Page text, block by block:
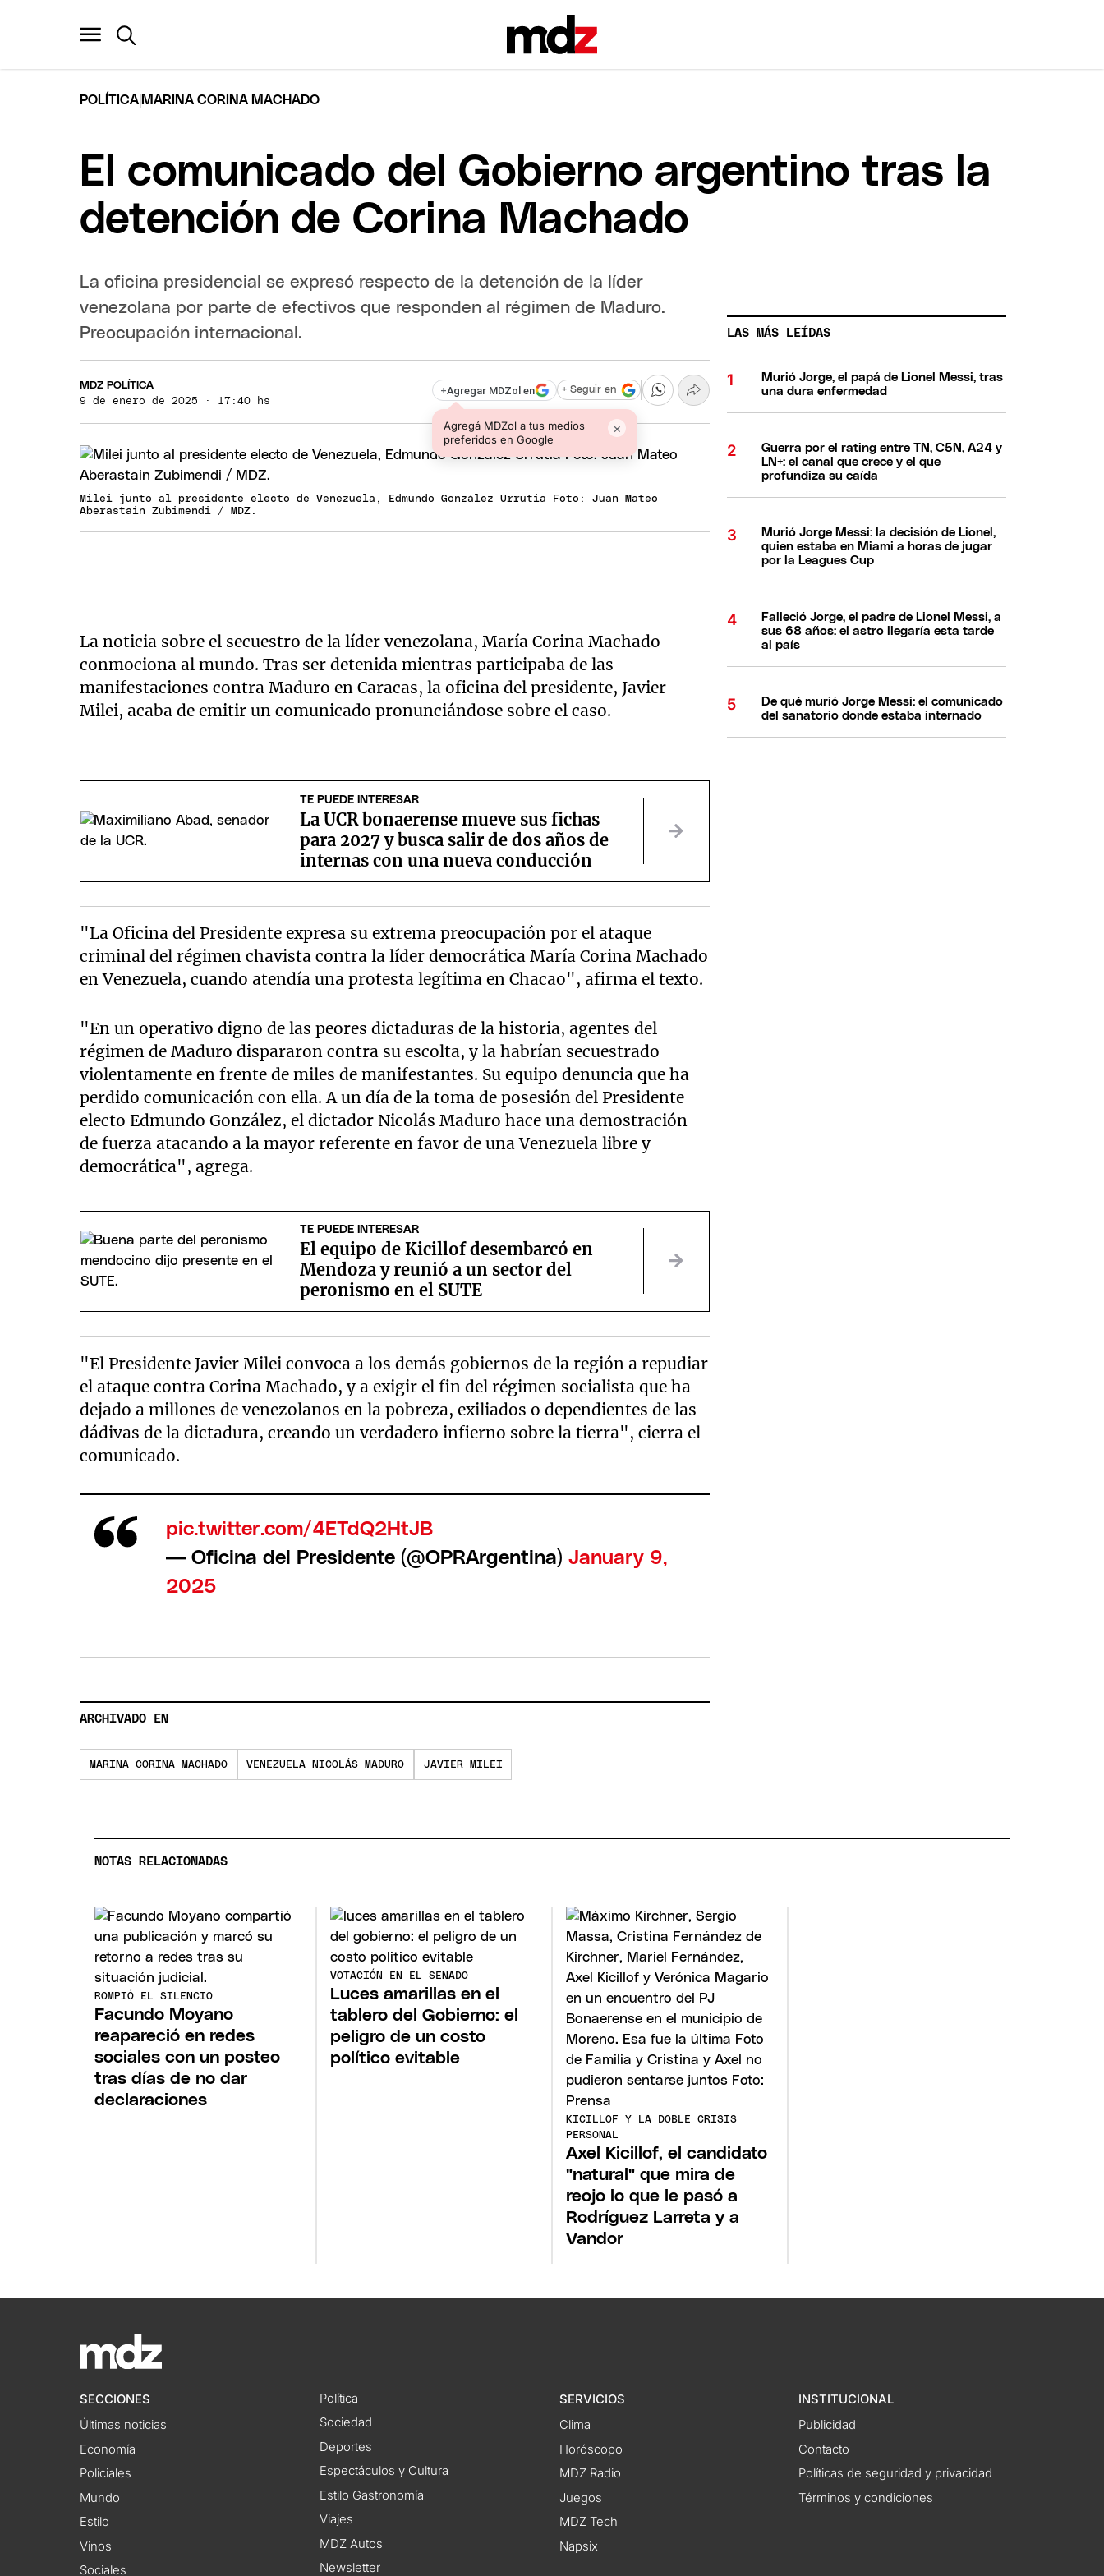
POLÍTICA MARINA CORINA MACHADO
El comunicado del Gobierno argentino tras la
detención de Corina Machado
La oficina presidencial se expresó respecto de la detención de la líder
venezolana por parte de efectivos que responden al régimen de Maduro.
Preocupación internacional.
MDZ POLÍTICA
9 de enero de 2025 · 17:40 hs
+Agregar MDZol en
Agregá MDZol a tus medios
preferidos en Google
×
+ Seguir en
Milei junto al presidente electo de Venezuela, Edmundo González Urrutia Foto: Juan Mateo
Aberastain Zubimendi / MDZ.
La noticia sobre el secuestro de la líder venezolana, María Corina Machado
conmociona al mundo. Tras ser detenida mientras participaba de las
manifestaciones contra Maduro en Caracas, la oficina del presidente, Javier
Milei, acaba de emitir un comunicado pronunciándose sobre el caso.
TE PUEDE INTERESAR
La UCR bonaerense mueve sus fichas
para 2027 y busca salir de dos años de
internas con una nueva conducción
"La Oficina del Presidente expresa su extrema preocupación por el ataque
criminal del régimen chavista contra la líder democrática María Corina Machado
en Venezuela, cuando atendía una protesta legítima en Chacao", afirma el texto.
"En un operativo digno de las peores dictaduras de la historia, agentes del
régimen de Maduro dispararon contra su escolta, y la habrían secuestrado
violentamente en frente de miles de manifestantes. Su equipo denuncia que ha
perdido comunicación con ella. A un día de la toma de posesión del Presidente
electo Edmundo González, el dictador Nicolás Maduro hace una demostración
de fuerza atacando a la mayor referente en favor de una Venezuela libre y
democrática", agrega.
TE PUEDE INTERESAR
El equipo de Kicillof desembarcó en
Mendoza y reunió a un sector del
peronismo en el SUTE
"El Presidente Javier Milei convoca a los demás gobiernos de la región a repudiar
el ataque contra Corina Machado, y a exigir el fin del régimen socialista que ha
dejado a millones de venezolanos en la pobreza, exiliados o dependientes de las
dádivas de la dictadura, creando un verdadero infierno sobre la tierra", cierra el
comunicado.
pic.twitter.com/4ETdQ2HtJB
— Oficina del Presidente (@OPRArgentina) January 9,
2025
ARCHIVADO EN
MARINA CORINA MACHADO VENEZUELA NICOLÁS MADURO JAVIER MILEI
LAS MÁS LEÍDAS
Murió Jorge, el papá de Lionel Messi, tras
una dura enfermedad
Guerra por el rating entre TN, C5N, A24 y
LN+: el canal que crece y el que
profundiza su caída
Murió Jorge Messi: la decisión de Lionel,
quien estaba en Miami a horas de jugar
por la Leagues Cup
Falleció Jorge, el padre de Lionel Messi, a
sus 68 años: el astro llegaría esta tarde
al país
De qué murió Jorge Messi: el comunicado
del sanatorio donde estaba internado
NOTAS RELACIONADAS
ROMPIÓ EL SILENCIO
Facundo Moyano
reapareció en redes
sociales con un posteo
tras días de no dar
declaraciones
VOTACIÓN EN EL SENADO
Luces amarillas en el
tablero del Gobierno: el
peligro de un costo
político evitable
KICILLOF Y LA DOBLE CRISIS
PERSONAL
Axel Kicillof, el candidato
"natural" que mira de
reojo lo que le pasó a
Rodríguez Larreta y a
Vandor
SECCIONES
Últimas noticias
Economía
Policiales
Mundo
Estilo
Vinos
Sociales
Política
Sociedad
Deportes
Espectáculos y Cultura
Estilo Gastronomía
Viajes
MDZ Autos
Newsletter
SERVICIOS
Clima
Horóscopo
MDZ Radio
Juegos
MDZ Tech
Napsix
INSTITUCIONAL
Publicidad
Contacto
Políticas de seguridad y privacidad
Términos y condiciones